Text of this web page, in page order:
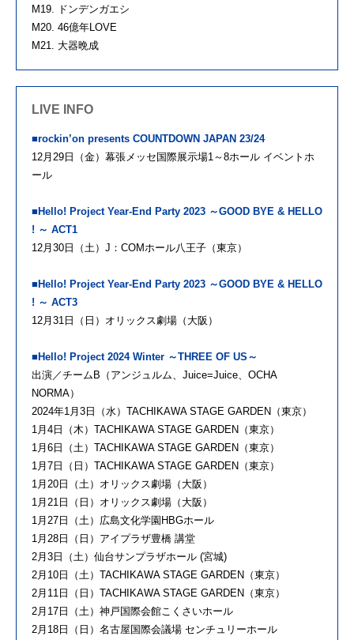
M19. ドンデンガエシ
M20. 46億年LOVE
M21. 大器晩成
LIVE INFO
■rockin’on presents COUNTDOWN JAPAN 23/24
12月29日（金）幕張メッセ国際展示場1～8ホール イベントホ
ール
■Hello! Project Year-End Party 2023 ～GOOD BYE & HELLO
! ～ ACT1
12月30日（土）J：COMホール八王子（東京）
■Hello! Project Year-End Party 2023 ～GOOD BYE & HELLO
! ～ ACT3
12月31日（日）オリックス劇場（大阪）
■Hello! Project 2024 Winter ～THREE OF US～
出演／チームB（アンジュルム、Juice=Juice、OCHA
NORMA）
2024年1月3日（水）TACHIKAWA STAGE GARDEN（東京）
1月4日（木）TACHIKAWA STAGE GARDEN（東京）
1月6日（土）TACHIKAWA STAGE GARDEN（東京）
1月7日（日）TACHIKAWA STAGE GARDEN（東京）
1月20日（土）オリックス劇場（大阪）
1月21日（日）オリックス劇場（大阪）
1月27日（土）広島文化学園HBGホール
1月28日（日）アイプラザ豊橋 講堂
2月3日（土）仙台サンプラザホール (宮城)
2月10日（土）TACHIKAWA STAGE GARDEN（東京）
2月11日（日）TACHIKAWA STAGE GARDEN（東京）
2月17日（土）神戸国際会館こくさいホール
2月18日（日）名古屋国際会議場 センチュリーホール